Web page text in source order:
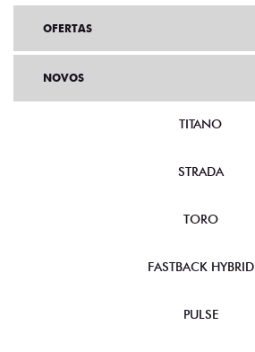
OFERTAS
NOVOS
TITANO
STRADA
TORO
FASTBACK HYBRID
PULSE